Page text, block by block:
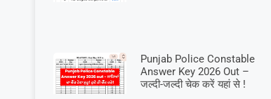
Punjab Police Constable
Answer Key 2026 Out –
जल्दी-जल्दी चेक करें यहां से !